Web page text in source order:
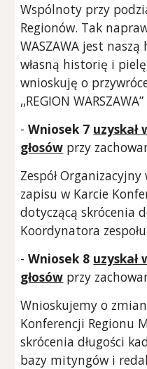
Wspólnoty przy
Regionów. Tak
WASZAWA jest
własną historię i
wnioskuję o
,,REGION WARSZAWA”
-Wniosek 7 uzyskał
głosów przy
Zespół
zapisu w Karcie
dotyczącą skrócenia
Koordynatora
-Wniosek 8 uzyskał
głosów przy
Wnioskujemy o
Konferencji Regionu
skrócenia długości
bazy mityngów i